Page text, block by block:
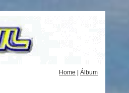
Home Álbum